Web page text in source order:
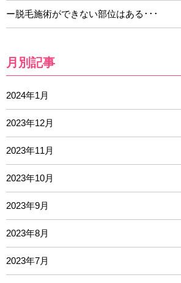
ー脱毛施術ができない部位はある･･･
月別記事
2024年1月
2023年12月
2023年11月
2023年10月
2023年9月
2023年8月
2023年7月